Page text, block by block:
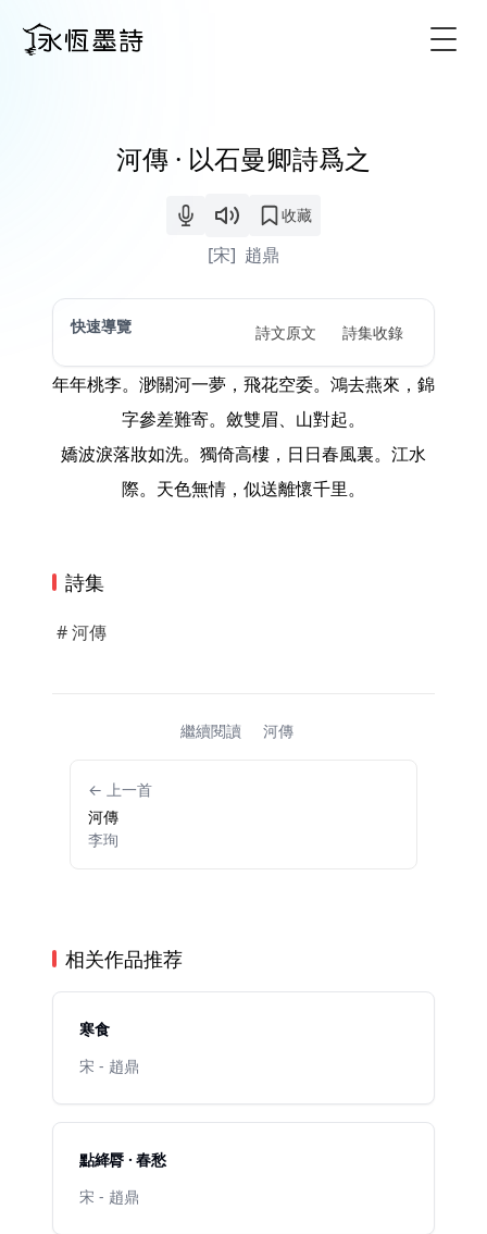
河傳 · 以石曼卿詩爲之
收藏
[宋] 趙鼎
快速導覽 詩文原文 詩集收錄
年年桃李。渺關河一夢，飛花空委。鴻去燕來，錦
字參差難寄。斂雙眉、山對起。
嬌波淚落妝如洗。獨倚高樓，日日春風裏。江水
際。天色無情，似送離懷千里。
詩集
# 河傳
繼續閱讀 河傳
← 上一首
河傳
李珣
相关作品推荐
寒食
宋 - 趙鼎
點絳脣 · 春愁
宋 - 趙鼎